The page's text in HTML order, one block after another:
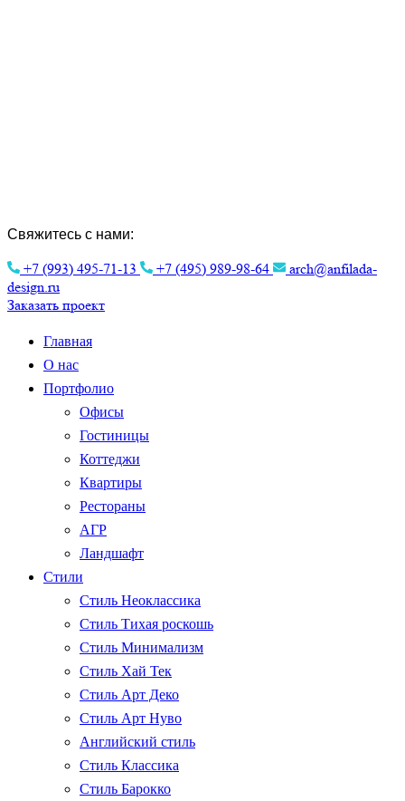
Свяжитесь с нами:
+7 (993) 495-71-13 +7 (495) 989-98-64
arch@anfilada-
design.ru
Заказать проект
Главная
О нас
Портфолио
Офисы
Гостиницы
Коттеджи
Квартиры
Рестораны
АГР
Ландшафт
Стили
Стиль Неоклассика
Стиль Тихая роскошь
Стиль Минимализм
Стиль Хай Тек
Стиль Арт Деко
Стиль Арт Нуво
Английский стиль
Стиль Классика
Стиль Барокко